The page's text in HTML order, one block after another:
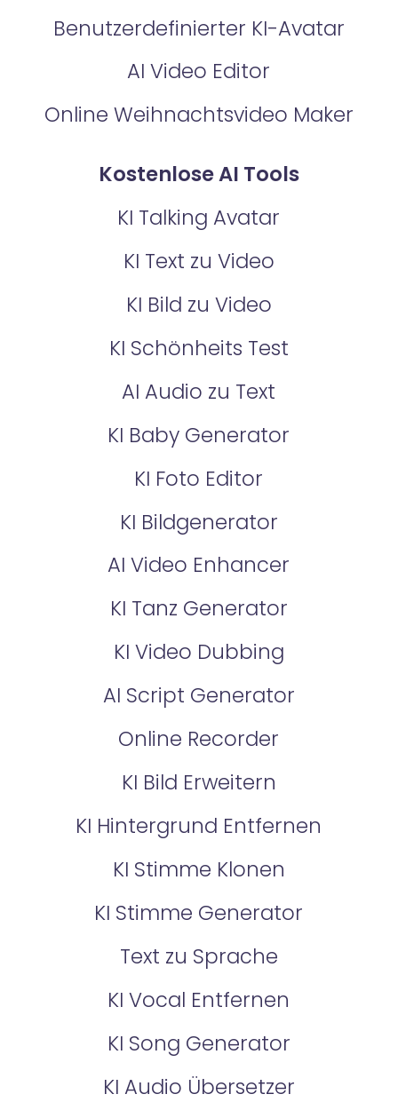
Benutzerdefinierter KI-Avatar
AI Video Editor
Online Weihnachtsvideo Maker
Kostenlose AI Tools
KI Talking Avatar
KI Text zu Video
KI Bild zu Video
KI Schönheits Test
AI Audio zu Text
KI Baby Generator
KI Foto Editor
KI Bildgenerator
AI Video Enhancer
KI Tanz Generator
KI Video Dubbing
AI Script Generator
Online Recorder
KI Bild Erweitern
KI Hintergrund Entfernen
KI Stimme Klonen
KI Stimme Generator
Text zu Sprache
KI Vocal Entfernen
KI Song Generator
KI Audio Übersetzer